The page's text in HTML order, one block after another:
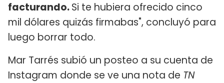
facturando.Si te hubiera ofrecido cinco
mil dólares quizás firmabas", concluyó para
luego borrar todo.
Mar Tarrés subió un posteo a su cuenta de
Instagram donde se ve una nota de TN